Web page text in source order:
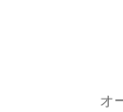
オ